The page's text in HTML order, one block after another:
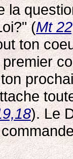
la
(Mt
ton
). Le